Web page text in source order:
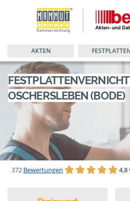
AKTEN
OSCHERSLEBEN (BODE)
372 Bewertungen 4,8